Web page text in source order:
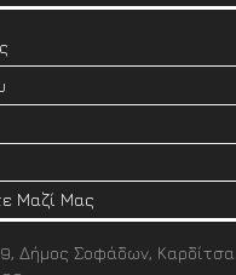
Μαζί Μας
Δήμος Σοφάδων, Καρδίτσα